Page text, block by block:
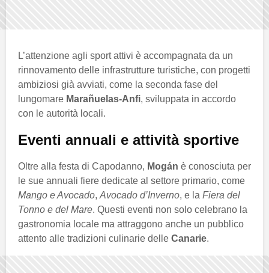
L’attenzione agli sport attivi è accompagnata da un
rinnovamento delle infrastrutture turistiche, con progetti
ambiziosi già avviati, come la seconda fase del
lungomare Marañuelas-Anfi, sviluppata in accordo
con le autorità locali.
Eventi annuali e attività sportive
Oltre alla festa di Capodanno, Mogán è conosciuta per
le sue annuali fiere dedicate al settore primario, come
Mango e Avocado, Avocado d’Inverno, e la Fiera del
Tonno e del Mare. Questi eventi non solo celebrano la
gastronomia locale ma attraggono anche un pubblico
attento alle tradizioni culinarie delle Canarie.